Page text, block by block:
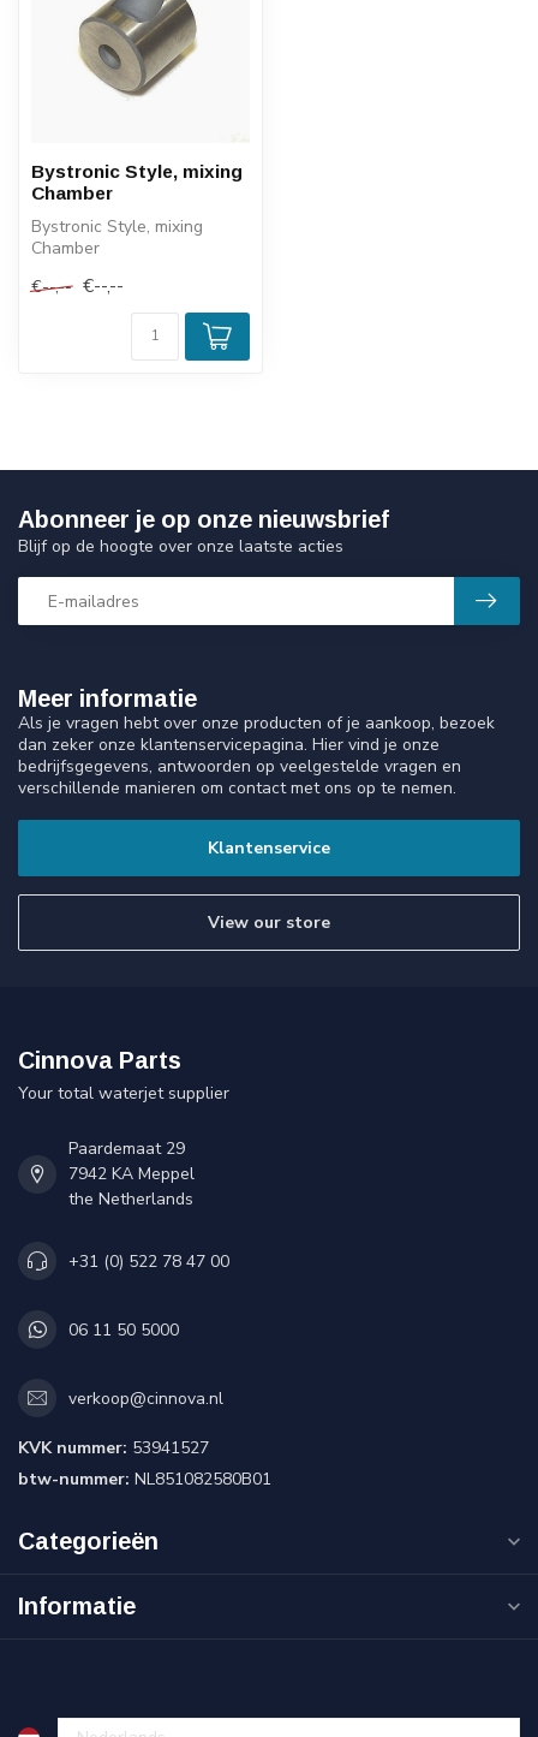
Bystronic Style, mixing
Chamber
Bystronic Style, mixing
Chamber
€--,-- €--,--
Meer informatie
Als je vragen hebt over onze producten of je aankoop, bezoek
dan zeker onze klantenservicepagina. Hier vind je onze
bedrijfsgegevens, antwoorden op veelgestelde vragen en
verschillende manieren om contact met ons op te nemen.
Klantenservice
View our store
Abonneer je op onze nieuwsbrief
Blijf op de hoogte over onze laatste acties
Cinnova Parts
Your total waterjet supplier
Paardemaat 29
7942 KA Meppel
the Netherlands
+31 (0) 522 78 47 00
06 11 50 5000
verkoop@cinnova.nl
KVK nummer: 53941527
btw-nummer: NL851082580B01
Categorieën
Informatie